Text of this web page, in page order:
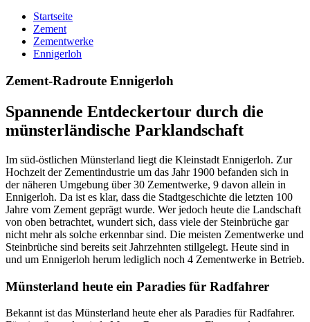
Startseite
Zement
Zementwerke
Ennigerloh
Zement-Radroute Ennigerloh
Spannende Entdeckertour durch die
münsterländische Parklandschaft
Im süd-östlichen Münsterland liegt die Kleinstadt Ennigerloh. Zur
Hochzeit der Zementindustrie um das Jahr 1900 befanden sich in
der näheren Umgebung über 30 Zementwerke, 9 davon allein in
Ennigerloh. Da ist es klar, dass die Stadtgeschichte die letzten 100
Jahre vom Zement geprägt wurde. Wer jedoch heute die Landschaft
von oben betrachtet, wundert sich, dass viele der Steinbrüche gar
nicht mehr als solche erkennbar sind. Die meisten Zementwerke und
Steinbrüche sind bereits seit Jahrzehnten stillgelegt. Heute sind in
und um Ennigerloh herum lediglich noch 4 Zementwerke in Betrieb.
Münsterland heute ein Paradies für Radfahrer
Bekannt ist das Münsterland heute eher als Paradies für Radfahrer.